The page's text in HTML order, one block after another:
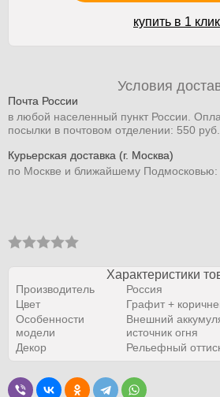
купить в 1 клик
Условия
Почта России
в любой населенный пункт России.
посылки в почтовом отделении: 550 руб.
Курьерская доставка (г. Москва)
по Москве и ближайшему Подмосковью:
Характеристики
Производитель
Россия
Цвет
Графит +
Особенности
модели
Внешний
источник огня
Декор
Рельефный